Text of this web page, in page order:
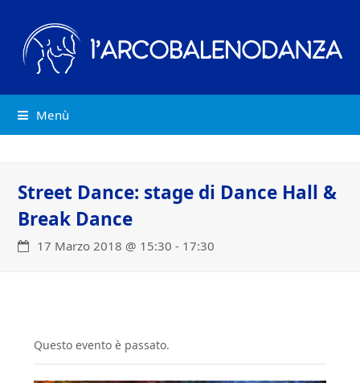
Menù
Street Dance: stage di Dance Hall &
Break Dance
17 Marzo 2018 @ 15:30 - 17:30
Questo evento è passato.